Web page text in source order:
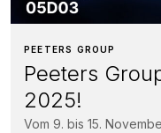
PEETERS GROUP
Peeters
2025!
Vom 9. bis 15.